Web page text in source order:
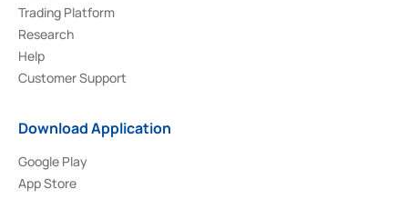
Trading Platform
Research
Help
Customer Support
Download Application
Google Play
App Store